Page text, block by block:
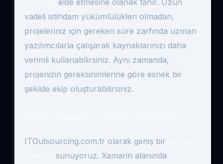
elde etmesine olanak tanır. Uzun
vadeli istihdam yükümlülükleri olmadan,
projeleriniz için gereken süre zarfında uzman
yazılımcılarla çalışarak kaynaklarınızı daha
verimli kullanabilirsiniz. Aynı zamanda,
projenizin gereksinimlerine göre esnek bir
şekilde ekip oluşturabilirsiniz.
ITOutsourcing.com.tr olarak geniş bir
sunuyoruz. Xamarin alanında